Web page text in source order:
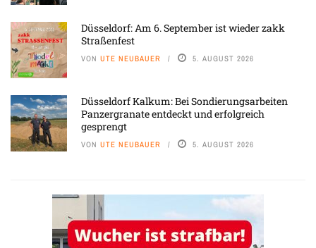
Düsseldorf: Am 6. September ist wieder zakk
Straßenfest
VON UTE NEUBAUER 5. AUGUST 2026
Düsseldorf Kalkum: Bei Sondierungsarbeiten
Panzergranate entdeckt und erfolgreich
gesprengt
VON UTE NEUBAUER 5. AUGUST 2026